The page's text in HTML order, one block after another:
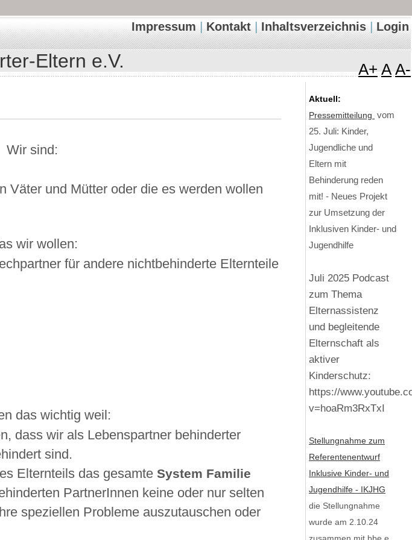
A+ A A-
Eltern e.V.
Impressum | Kontakt | Inhaltsverzeichnis | Login
Aktuell:
Pressemitteilung vom
25. Juli: Kinder,
Jugendliche und
Eltern mit
Behinderung reden
mit! - Neues Projekt
zur Umsetzung der
Inklusiven Kinder- und
Jugendhilfe
Juli 2025 Podcast
zum Thema
Elternassistenz
und begleitende
Elternschaft als
aktiver
Kinderschutz:
https://
v=hoaRm3RxTxI
Stellungnahme zum
Referentenentwurf
Inklusive Kinder- und
Jugendhilfe - IKJHG
die Stellungnahme
wurde am 2.10.24
Wir sind:
Väter und Mütter oder die es werden wollen
wir wollen:
für andere nichtbehinderte Elternteile
das wichtig weil:
dass wir als Lebenspartner behinderter
sind.
Elternteils das gesamteSystem Familie
PartnerInnen keine oder nur selten
speziellen Probleme auszutauschen oder